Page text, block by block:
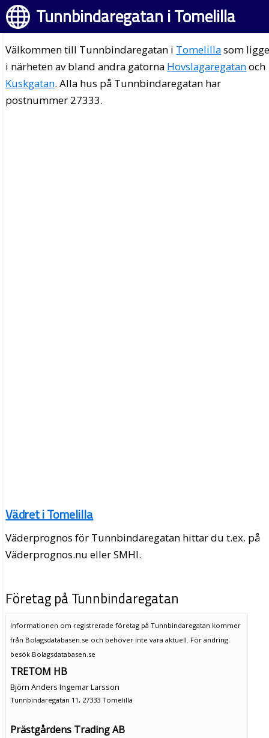
Tunnbindaregatan i Tomelilla
Välkommen till Tunnbindaregatan i Tomelillasom
i närheten av bland andra gatorna Hovslagaregatanoch
Kuskgatan. Alla hus på Tunnbindaregatan har
postnummer 27333.
Vädret i Tomelilla
Väderprognos för Tunnbindaregatan hittar du t.ex. på
Väderprognos.nu eller SMHI.
Företag på Tunnbindaregatan
Informationen om registrerade företag på Tunnbindaregatan kommer
från Bolagsdatabasen.se och behöver inte vara aktuell. För ändring
besök Bolagsdatabasen.se
TRETOM HB
Björn Anders Ingemar Larsson
Tunnbindaregatan 11, 27333 Tomelilla
Prästgårdens Trading AB